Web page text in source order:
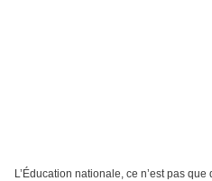
L’Éducation nationale, ce n’est pas